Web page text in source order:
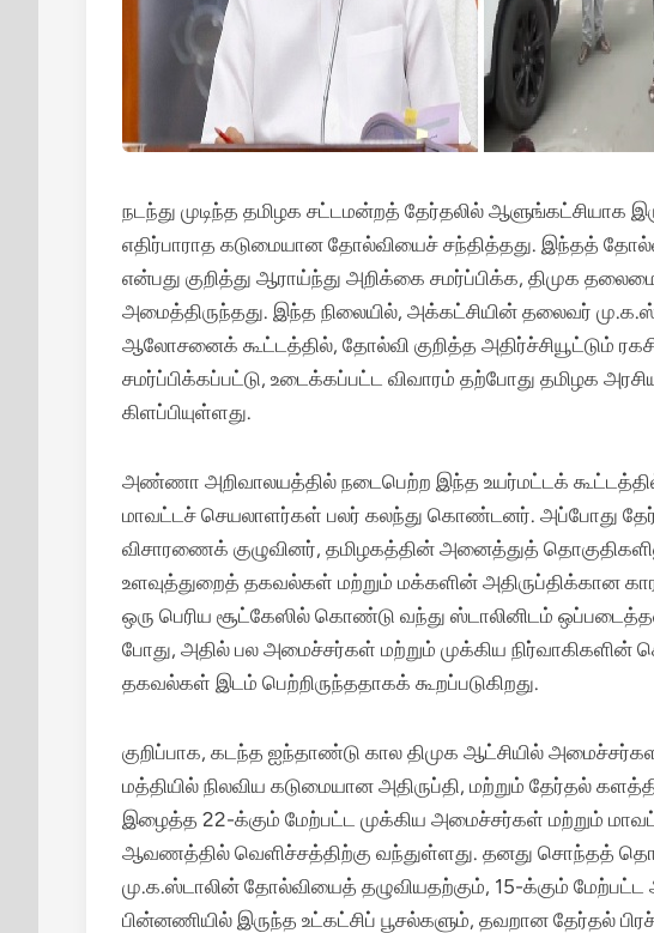
நடந்து முடிந்த தமிழக சட்டமன்றத் தேர்தலில் ஆளுங்கட்சியாக
எதிர்பாராத கடுமையான தோல்வியைச் சந்தித்தது. இந்தத்
என்பது குறித்து ஆராய்ந்து அறிக்கை சமர்ப்பிக்க, திமுக
அமைத்திருந்தது. இந்த நிலையில், அக்கட்சியின் தலைவர்
ஆலோசனைக் கூட்டத்தில், தோல்வி குறித்த அதிர்ச்சியூட்டும்
சமர்ப்பிக்கப்பட்டு, உடைக்கப்பட்ட விவாரம் தற்போது தமிழக
கிளப்பியுள்ளது.
அண்ணா அறிவாலயத்தில் நடைபெற்ற இந்த உயர்மட்டக் கூட்டத்தில்,
மாவட்டச் செயலாளர்கள் பலர் கலந்து கொண்டனர். அப்போது
விசாரணைக் குழுவினர், தமிழகத்தின் அனைத்துத்
உளவுத்துறைத் தகவல்கள் மற்றும் மக்களின் அதிருப்திக்கான
ஒரு பெரிய சூட்கேஸில் கொண்டு வந்து ஸ்டாலினிடம்
போது, அதில் பல அமைச்சர்கள் மற்றும் முக்கிய நிர்வாகிகளின்
தகவல்கள் இடம் பெற்றிருந்ததாகக் கூறப்படுகிறது.
குறிப்பாக, கடந்த ஐந்தாண்டு கால திமுக ஆட்சியில்
மத்தியில் நிலவிய கடுமையான அதிருப்தி, மற்றும் தேர்தல்
இழைத்த 22-க்கும் மேற்பட்ட முக்கிய அமைச்சர்கள் மற்றும்
ஆவணத்தில் வெளிச்சத்திற்கு வந்துள்ளது. தனது சொந்தத்
மு.க.ஸ்டாலின் தோல்வியைத் தழுவியதற்கும், 15-க்கும்
பின்னணியில் இருந்த உட்கட்சிப் பூசல்களும், தவறான தேர்தல்